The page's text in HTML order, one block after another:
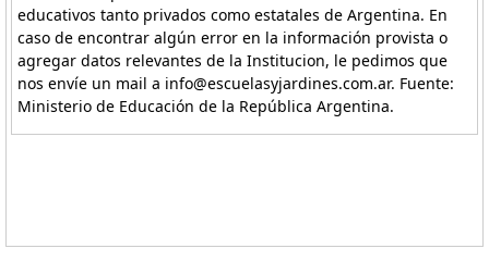
educativos tanto privados como estatales de Argentina. En
caso de encontrar algún error en la información provista o
agregar datos relevantes de la Institucion, le pedimos que
nos envíe un mail a info@escuelasyjardines.com.ar. Fuente:
Ministerio de Educación de la República Argentina.